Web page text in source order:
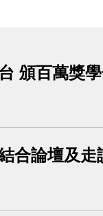
頒百萬獎
合論壇及走